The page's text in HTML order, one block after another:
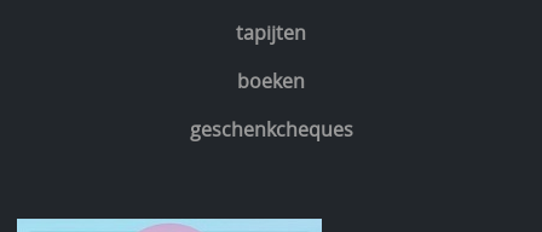
tapijten
boeken
geschenkcheques